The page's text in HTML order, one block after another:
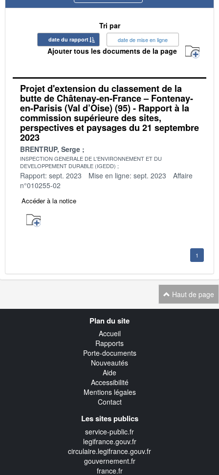
Tri par
date du rapport date de mise en ligne
Ajouter tous les documents de la page
Projet d'extension du classement de la
butte de Châtenay-en-France – Fontenay-
en-Parisis (Val d’Oise) (95) - Rapport à la
commission supérieure des sites,
perspectives et paysages du 21 septembre
2023
BRENTRUP, Serge
INSPECTION GENERALE DE L'ENVIRONNEMENT ET DU
DEVELOPPEMENT DURABLE (IGEDD)
Rapport: sept. 2023 Mise en ligne: sept. 2023
Affaire
n°010255-02
Accéder à la notice
1
Haut de page
Plan du site
Accueil
Rapports
Porte-documents
Nouveautés
Aide
Accessibilité
Mentions légales
Contact
Les sites publics
service-public.fr
legifrance.gouv.fr
circulaire.legifrance.gouv.fr
gouvernement.fr
france.fr